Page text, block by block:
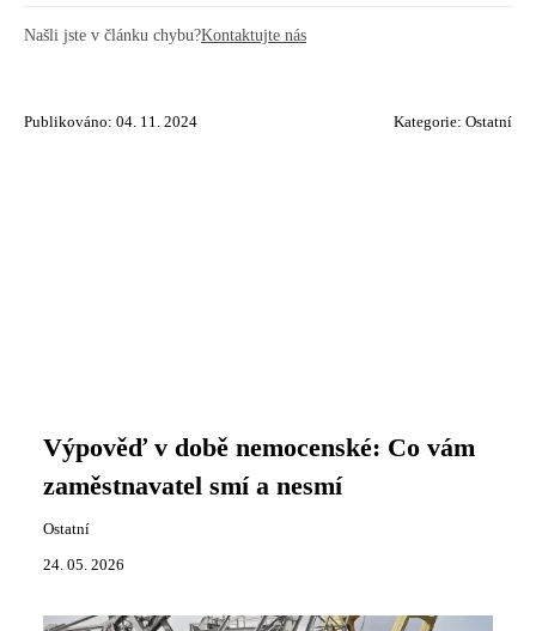
Našli jste v článku chybu?Kontaktujte nás
Publikováno: 04. 11. 2024 Kategorie: Ostatní
Výpověď v době nemocenské: Co vám
zaměstnavatel smí a nesmí
Ostatní
24. 05. 2026